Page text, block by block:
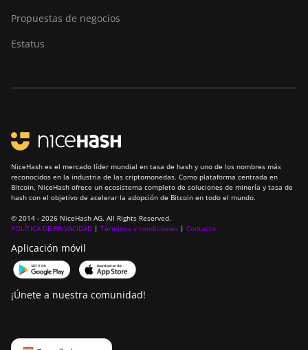
Propuestas de negocios
Estatus
NiceHash es el mercado líder mundial en tasa de hash y uno de los nombres más
reconocidos en la industria de las criptomonedas. Como plataforma centrada en
Bitcoin, NiceHash ofrece un ecosistema completo de soluciones de minería y tasa de
hash con el objetivo de acelerar la adopción de Bitcoin en todo el mundo.
© 2014 - 2026 NiceHash AG. All Rights Reserved.
POLÍTICA DE PRIVACIDAD | Términos y condiciones | Contacto
Aplicación móvil
¡Únete a nuestra comunidad!